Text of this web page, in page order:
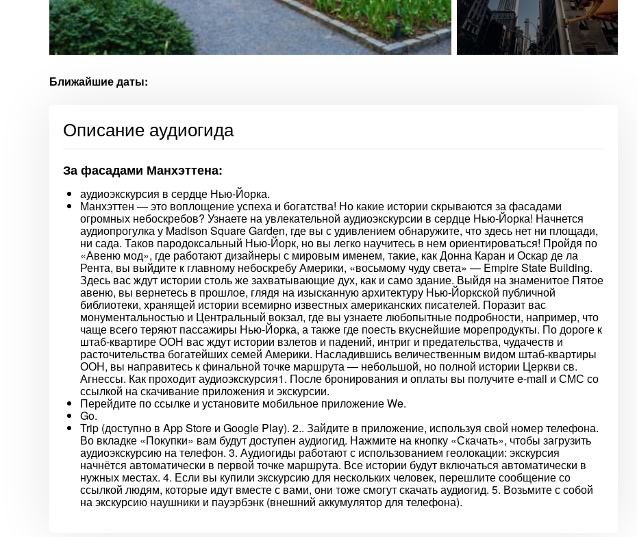
Ближайшие даты:
Описание аудиогида
За фасадами Манхэттена:
аудиоэкскурсия в сердце Нью-Йорка.
Манхэттен — это воплощение успеха и богатства! Но какие истории скрываются за фасадами
огромных небоскребов? Узнаете на увлекательной аудиоэкскурсии в сердце Нью-Йорка! Начнется
аудиопрогулка у Madison Square Garden, где вы с удивлением обнаружите, что здесь нет ни площади,
ни сада. Таков пародоксальный Нью-Йорк, но вы легко научитесь в нем ориентироваться! Пройдя по
«Авеню мод», где работают дизайнеры с мировым именем, такие, как Донна Каран и Оскар де ла
Рента, вы выйдите к главному небоскребу Америки, «восьмому чуду света» — Empire State Building.
Здесь вас ждут истории столь же захватывающие дух, как и само здание. Выйдя на знаменитое Пятое
авеню, вы вернетесь в прошлое, глядя на изысканную архитектуру Нью-Йоркской публичной
библиотеки, хранящей истории всемирно известных американских писателей. Поразит вас
монументальностью и Центральный вокзал, где вы узнаете любопытные подробности, например, что
чаще всего теряют пассажиры Нью-Йорка, а также где поесть вкуснейшие морепродукты. По дороге к
штаб-квартире ООН вас ждут истории взлетов и падений, интриг и предательства, чудачеств и
расточительства богатейших семей Америки. Насладившись величественным видом штаб-квартиры
ООН, вы направитесь к финальной точке маршрута — небольшой, но полной истории Церкви св.
Агнессы. Как проходит аудиоэкскурсия1. После бронирования и оплаты вы получите e-mail и СМС со
ссылкой на скачивание приложения и экскурсии.
Перейдите по ссылке и установите мобильное приложение We.
Go.
Trip (доступно в App Store и Google Play). 2.. Зайдите в приложение, используя свой номер телефона.
Во вкладке «Покупки» вам будут доступен аудиогид. Нажмите на кнопку «Скачать», чтобы загрузить
аудиоэкскурсию на телефон. 3. Аудиогиды работают с использованием геолокации: экскурсия
начнётся автоматически в первой точке маршрута. Все истории будут включаться автоматически в
нужных местах. 4. Если вы купили экскурсию для нескольких человек, перешлите сообщение со
ссылкой людям, которые идут вместе с вами, они тоже смогут скачать аудиогид. 5. Возьмите с собой
на экскурсию наушники и пауэрбэнк (внешний аккумулятор для телефона).